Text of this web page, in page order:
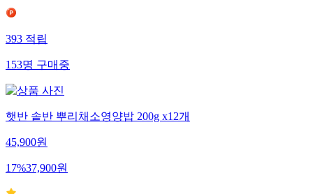
393적립
153명구매중
햇반 솥반 뿌리채소영양밥 200g x12개
45,900원
17%37,900원